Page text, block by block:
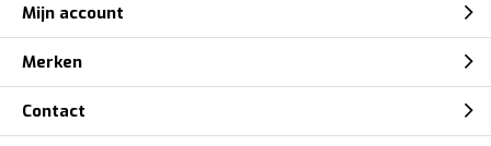
Mijn account
Merken
Contact